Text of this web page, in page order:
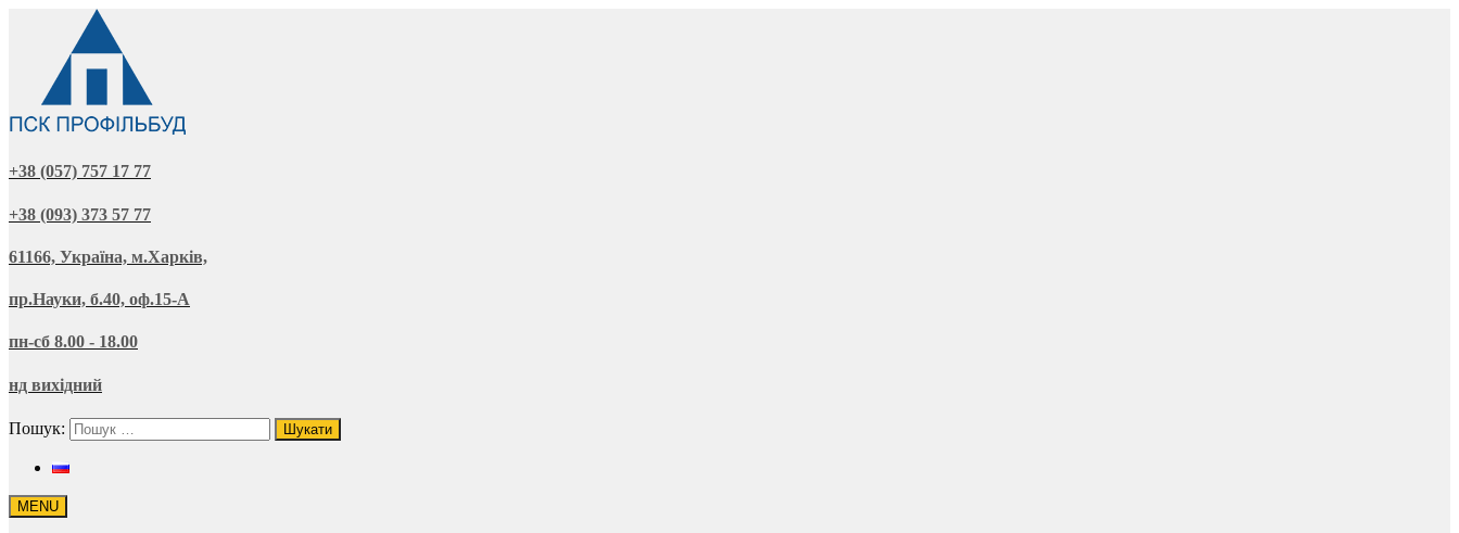
+38 (057) 757 17 77
+38 (093) 373 57 77
61166, Україна, м.Харків,
пр.Науки, б.40, оф.15-А
пн-сб 8.00 - 18.00
нд вихідний
Пошук:
MENU